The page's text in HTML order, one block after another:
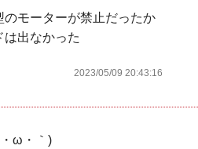
のモーターが禁止だったか
は出なかった
2023/05/09 20:43:16
・ω・｀)